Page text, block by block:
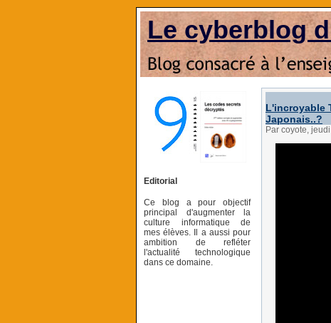
Le cyberblog
Editorial
Ce blog a pour objectif
principal d'augmenter la
culture informatique de
mes élèves. Il a aussi pour
ambition de refléter
l'actualité technologique
dans ce domaine.
L'incroyable
Japonais..?
Par coyote,